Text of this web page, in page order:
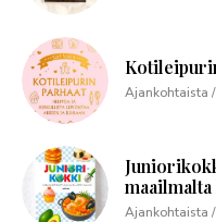
Ajankohtaista
maailmalta
Ajankohtaista